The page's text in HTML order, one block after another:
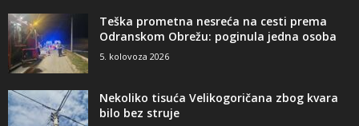
Teška prometna nesreća na cesti prema
Odranskom Obrežu: poginula jedna osoba
5. kolovoza 2026
Nekoliko tisuća Velikogoričana zbog kvara
bilo bez struje